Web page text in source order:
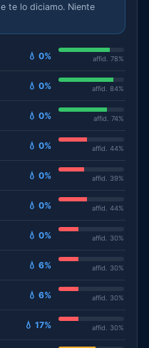
te lo diciamo. Niente
💧 0% affid. 78%
💧 0% affid. 84%
💧 0% affid. 74%
💧 0% affid. 44%
💧 0% affid. 39%
💧 0% affid. 44%
💧 0% affid. 30%
💧 6% affid. 30%
💧 6% affid. 30%
💧 17% affid. 30%